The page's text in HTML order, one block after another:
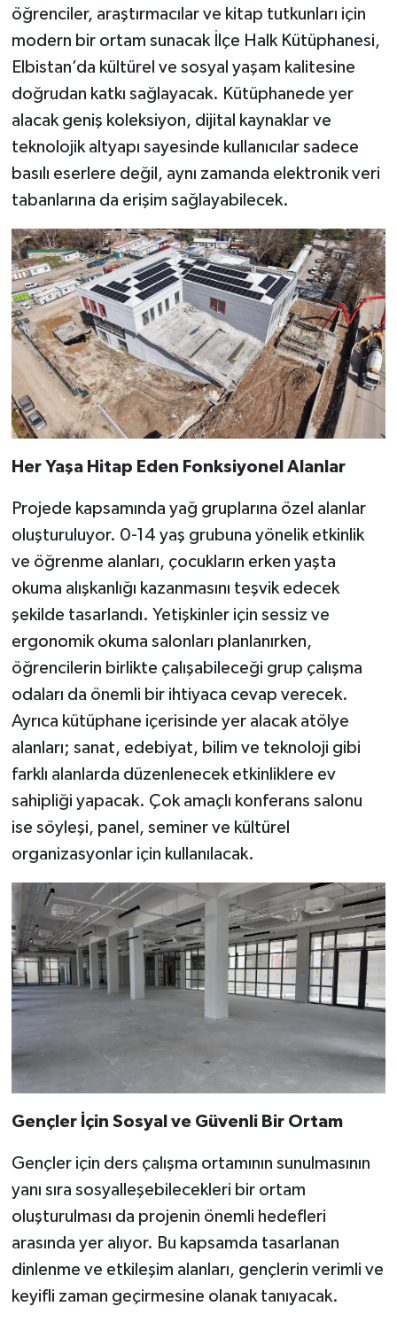
öğrenciler, araştırmacılar ve kitap tutkunları için
modern bir ortam sunacak İlçe Halk Kütüphanesi,
Elbistan’da kültürel ve sosyal yaşam kalitesine
doğrudan katkı sağlayacak. Kütüphanede yer
alacak geniş koleksiyon, dijital kaynaklar ve
teknolojik altyapı sayesinde kullanıcılar sadece
basılı eserlere değil, aynı zamanda elektronik veri
tabanlarına da erişim sağlayabilecek.
Her Yaşa Hitap Eden Fonksiyonel Alanlar
Projede kapsamında yağ gruplarına özel alanlar
oluşturuluyor. 0-14 yaş grubuna yönelik etkinlik
ve öğrenme alanları, çocukların erken yaşta
okuma alışkanlığı kazanmasını teşvik edecek
şekilde tasarlandı. Yetişkinler için sessiz ve
ergonomik okuma salonları planlanırken,
öğrencilerin birlikte çalışabileceği grup çalışma
odaları da önemli bir ihtiyaca cevap verecek.
Ayrıca kütüphane içerisinde yer alacak atölye
alanları; sanat, edebiyat, bilim ve teknoloji gibi
farklı alanlarda düzenlenecek etkinliklere ev
sahipliği yapacak. Çok amaçlı konferans salonu
ise söyleşi, panel, seminer ve kültürel
organizasyonlar için kullanılacak.
Gençler İçin Sosyal ve Güvenli Bir Ortam
Gençler için ders çalışma ortamının sunulmasının
yanı sıra sosyalleşebilecekleri bir ortam
oluşturulması da projenin önemli hedefleri
arasında yer alıyor. Bu kapsamda tasarlanan
dinlenme ve etkileşim alanları, gençlerin verimli ve
keyifli zaman geçirmesine olanak tanıyacak.